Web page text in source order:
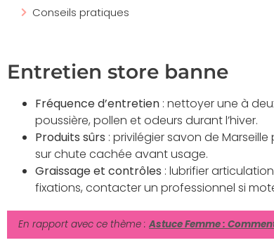
Conseils pratiques
Entretien store banne
Fréquence d’entretien : nettoyer une à
poussière, pollen et odeurs durant l’hiver.
Produits sûrs : privilégier savon de
sur chute cachée avant usage.
Graissage et contrôles : lubrifier
fixations, contacter un professionnel si
En rapport avec ce thème :Astuce Femme :